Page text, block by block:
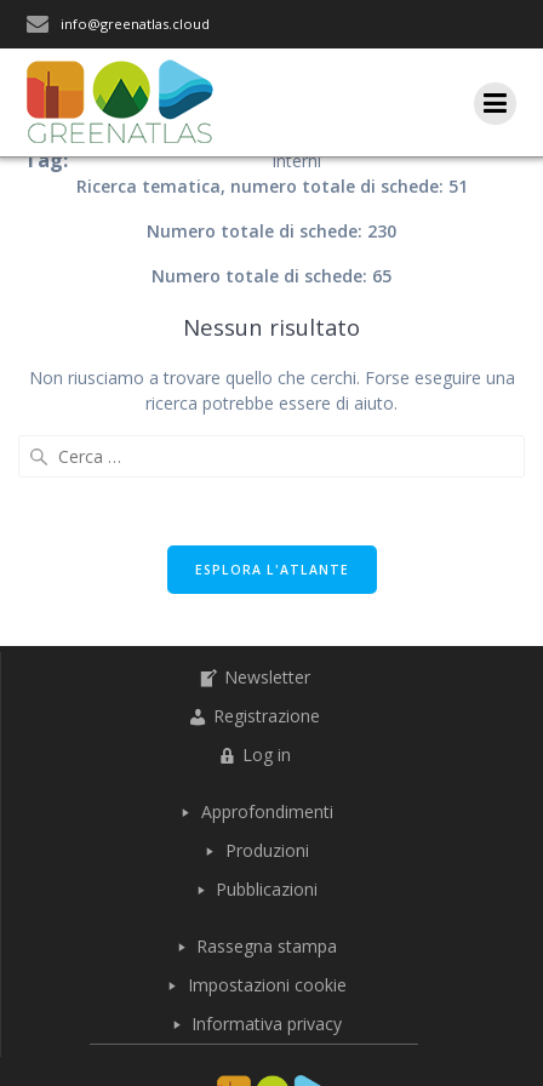
info@greenatlas.cloud
Tag:
Interni
Ricerca tematica, numero totale di schede: 51
Numero totale di schede: 230
Numero totale di schede: 65
Nessun risultato
Non riusciamo a trovare quello che cerchi. Forse eseguire una
ricerca potrebbe essere di aiuto.
ESPLORA L'ATLANTE
Newsletter
Registrazione
Log in
Approfondimenti
Produzioni
Pubblicazioni
Rassegna stampa
Impostazioni cookie
Informativa privacy